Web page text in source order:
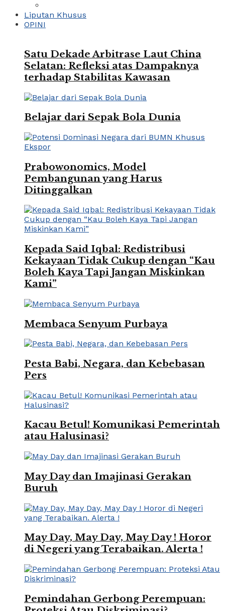
Liputan Khusus
OPINI
Satu Dekade Arbitrase Laut China
Selatan: Refleksi atas Dampaknya
terhadap Stabilitas Kawasan
Belajar dari Sepak Bola Dunia
Prabowonomics, Model
Pembangunan yang Harus
Ditinggalkan
Kepada Said Iqbal: Redistribusi
Kekayaan Tidak Cukup dengan “Kau
Boleh Kaya Tapi Jangan Miskinkan
Kami”
Membaca Senyum Purbaya
Pesta Babi, Negara, dan Kebebasan
Pers
Kacau Betul! Komunikasi Pemerintah
atau Halusinasi?
May Day dan Imajinasi Gerakan
Buruh
May Day, May Day, May Day ! Horor
di Negeri yang Terabaikan. Alerta !
Pemindahan Gerbong Perempuan: